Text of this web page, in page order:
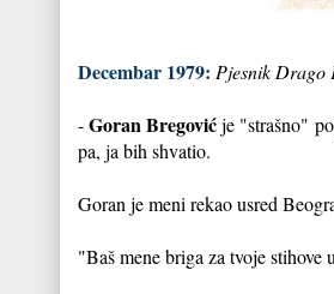
Decembar 1979: Pjesnik Drago
-Goran Bregovićje "strašno"
pa, ja bih shvatio.
Goran je meni rekao usred
"Baš mene briga za tvoje stihove